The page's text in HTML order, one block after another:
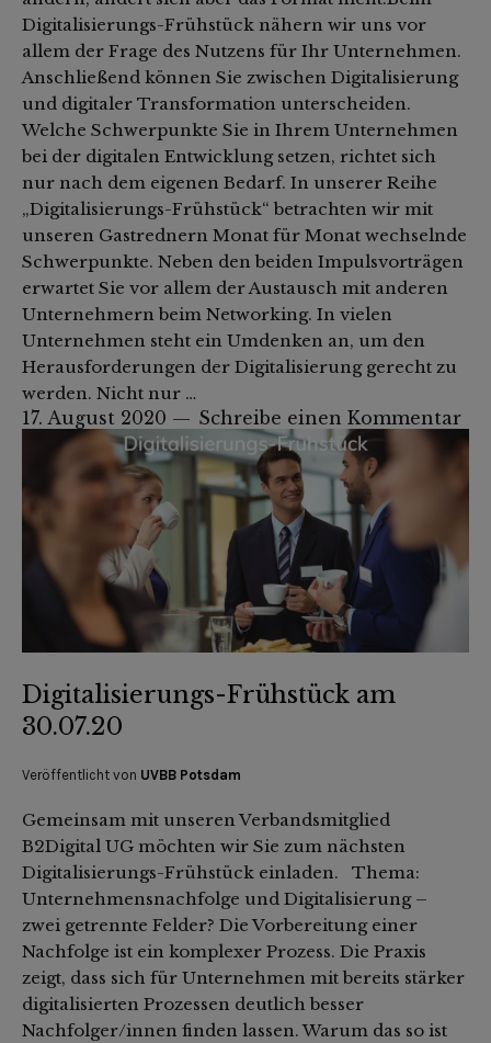
Digitalisierungs-Frühstück nähern wir uns vor
allem der Frage des Nutzens für Ihr Unternehmen.
Anschließend können Sie zwischen Digitalisierung
und digitaler Transformation unterscheiden.
Welche Schwerpunkte Sie in Ihrem Unternehmen
bei der digitalen Entwicklung setzen, richtet sich
nur nach dem eigenen Bedarf. In unserer Reihe
„Digitalisierungs-Frühstück“ betrachten wir mit
unseren Gastrednern Monat für Monat wechselnde
Schwerpunkte. Neben den beiden Impulsvorträgen
erwartet Sie vor allem der Austausch mit anderen
Unternehmern beim Networking. In vielen
Unternehmen steht ein Umdenken an, um den
Herausforderungen der Digitalisierung gerecht zu
werden. Nicht nur …
17. August 2020 Schreibe einen Kommentar
Digitalisierungs-Frühstück am
30.07.20
Veröffentlicht von UVBB Potsdam
Gemeinsam mit unseren Verbandsmitglied
B2Digital UG möchten wir Sie zum nächsten
Digitalisierungs-Frühstück einladen. Thema:
Unternehmensnachfolge und Digitalisierung –
zwei getrennte Felder? Die Vorbereitung einer
Nachfolge ist ein komplexer Prozess. Die Praxis
zeigt, dass sich für Unternehmen mit bereits stärker
digitalisierten Prozessen deutlich besser
Nachfolger/innen finden lassen. Warum das so ist